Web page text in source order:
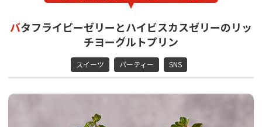
バタフライピーゼリーとハイビスカスゼリーのリッ
チヨーグルトプリン
スイーツ パーティー SNS